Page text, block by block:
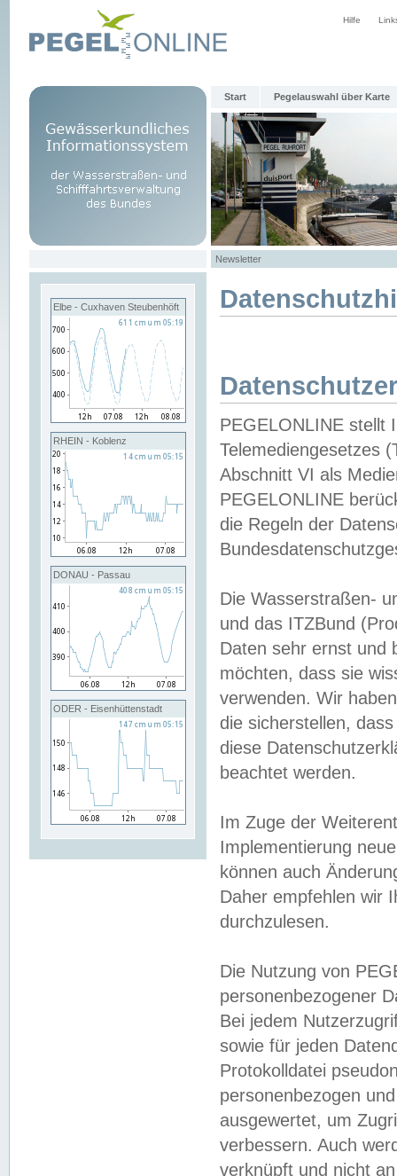
Hilfe
Start Pegelauswahl über Karte
Newsletter
Elbe - Cuxhaven Steubenhöft
RHEIN - Koblenz
DONAU - Passau
ODER - Eisenhüttenstadt
PEGELONLINE stellt
Telemediengesetzes
Abschnitt VI als
PEGELONLINE
die Regeln der
Die Wasserstraßen-
und das ITZBund
Daten sehr ernst und
möchten, dass sie
verwenden. Wir
die sicherstellen,
diese
beachtet werden.
Im Zuge der
Implementierung
können auch
Daher empfehlen wir
durchzulesen.
Die Nutzung von
personenbezogener
Bei jedem
sowie für jeden
Protokolldatei
personenbezogen
ausgewertet, um
verbessern. Auch
verknüpft und nicht